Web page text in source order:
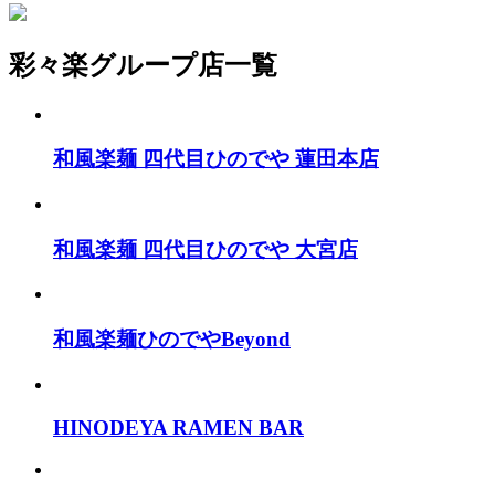
彩々楽グループ店一覧
和風楽麺 四代目ひのでや 蓮田本店
和風楽麺 四代目ひのでや 大宮店
和風楽麺ひのでやBeyond
HINODEYA RAMEN BAR